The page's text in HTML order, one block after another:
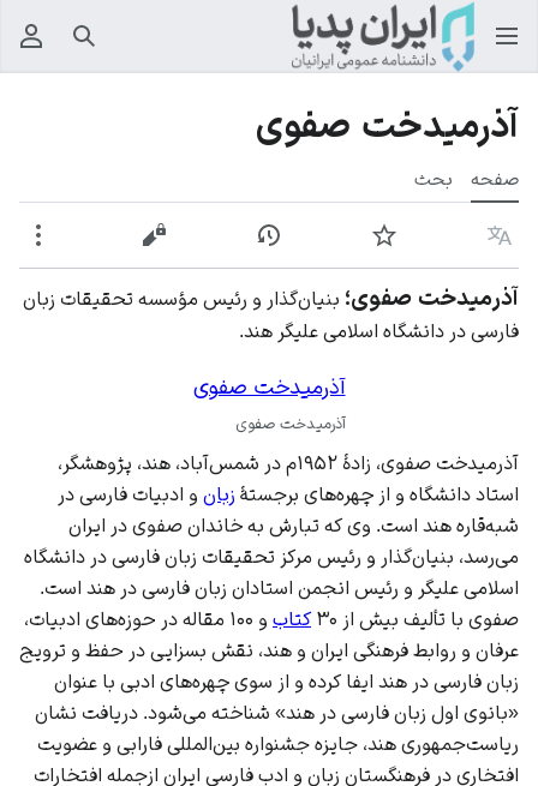
جستجو
آذرمیدخت صفوی
صفحه بحث
زبان پیگیری نمایش تاریخچهنمایش مبدأ
آذرمیدخت صفوی؛ بنیان‌گذار و رئیس مؤسسه تحقیقات زبان
فارسی در دانشگاه اسلامی علیگر هند.
آذرمیدخت صفوی
آذرمیدخت صفوی
آذرمیدخت صفوی، زادهٔ ۱۹۵۲م در شمس‌آباد، هند، پژوهشگر،
استاد دانشگاه و از چهره‌های برجستهٔ زبان و ادبیات فارسی در
شبه‌قاره هند است. وی که تبارش به خاندان صفوی در ایران
می‌رسد، بنیان‌گذار و رئیس مرکز تحقیقات زبان فارسی در دانشگاه
اسلامی علیگر و رئیس انجمن استادان زبان فارسی در هند است.
صفوی با تألیف بیش از ۳۰
کتاب و ۱۰۰ مقاله در حوزه‌های ادبیات،
عرفان و روابط فرهنگی ایران و هند، نقش بسزایی در حفظ و ترویج
زبان فارسی در هند ایفا کرده و از سوی چهره‌های ادبی با عنوان
«بانوی اول زبان فارسی در هند» شناخته می‌شود. دریافت نشان
ریاست‌جمهوری هند، جایزه جشنواره بین‌المللی فارابی و عضویت
افتخاری در فرهنگستان زبان و ادب فارسی ایران ازجمله افتخارات